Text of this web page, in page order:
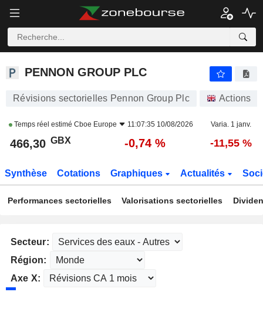
PENNON GROUP PLC
PENNON GROUP PLC
Révisions sectorielles Pennon Group Plc Actions
Temps réel estimé Cboe Europe 11:07:35 10/08/2026 Varia. 1 janv.
466,30 GBX -0,74 % -11,55 %
Synthèse Cotations Graphiques Actualités
Performances sectorielles Valorisations sectorielles
Secteur:
Région:
Axe X: